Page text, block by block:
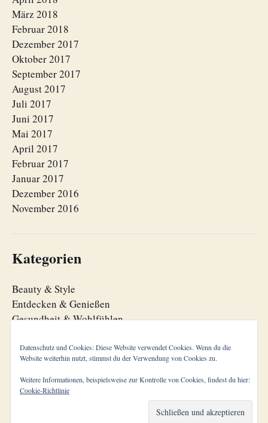
März 2018
Februar 2018
Dezember 2017
Oktober 2017
September 2017
August 2017
Juli 2017
Juni 2017
Mai 2017
April 2017
Februar 2017
Januar 2017
Dezember 2016
November 2016
Kategorien
Beauty & Style
Entdecken & Genießen
Gesundheit & Wohlfühlen
Lebensorganisation
Zeitgeist
Theme vonAnders Norén
Datenschutz und Cookies: Diese Website verwendet Cookies. Wenn du die
Website weiterhin nutzt, stimmst du der Verwendung von Cookies zu.
Weitere Informationen, beispielsweise zur Kontrolle von Cookies, findest du hier:
Cookie-Richtlinie